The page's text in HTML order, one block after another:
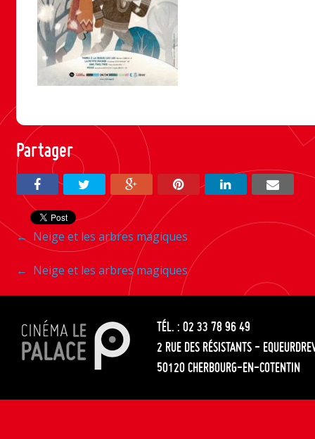
Partager
Navigation
entre
les
articles
← Neige et les arbres magiques
Navigation
entre
les
articles
← Neige et les arbres magiques
TÉL. : 02 33 78 96 49
2 RUE DES RÉSISTANTS -
50120 CHERBOURG-EN-COTENTIN